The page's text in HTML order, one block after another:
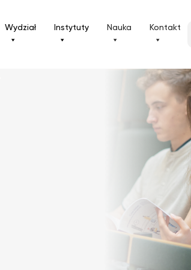
Wydział Instytuty Nauka Kontakt